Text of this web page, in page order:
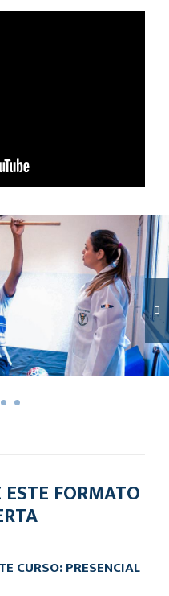
FORMATO
CURSO: PRESENCIAL